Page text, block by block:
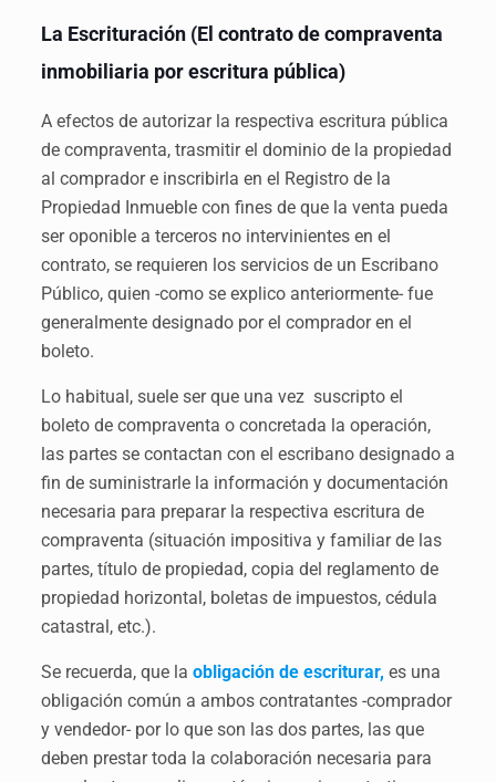
La Escrituración (El contrato de compraventa
inmobiliaria por escritura pública)
A efectos de autorizar la respectiva escritura pública
de compraventa, trasmitir el dominio de la propiedad
al comprador e inscribirla en el Registro de la
Propiedad Inmueble con fines de que la venta pueda
ser oponible a terceros no intervinientes en el
contrato, se requieren los servicios de un Escribano
Público, quien -como se explico anteriormente- fue
generalmente designado por el comprador en el
boleto.
Lo habitual, suele ser que una vez suscripto el
boleto de compraventa o concretada la operación,
las partes se contactan con el escribano designado a
fin de suministrarle la información y documentación
necesaria para preparar la respectiva escritura de
compraventa (situación impositiva y familiar de las
partes, título de propiedad, copia del reglamento de
propiedad horizontal, boletas de impuestos, cédula
catastral, etc.).
Se recuerda, que la obligación de escriturar, es una
obligación común a ambos contratantes -comprador
y vendedor- por lo que son las dos partes, las que
deben prestar toda la colaboración necesaria para